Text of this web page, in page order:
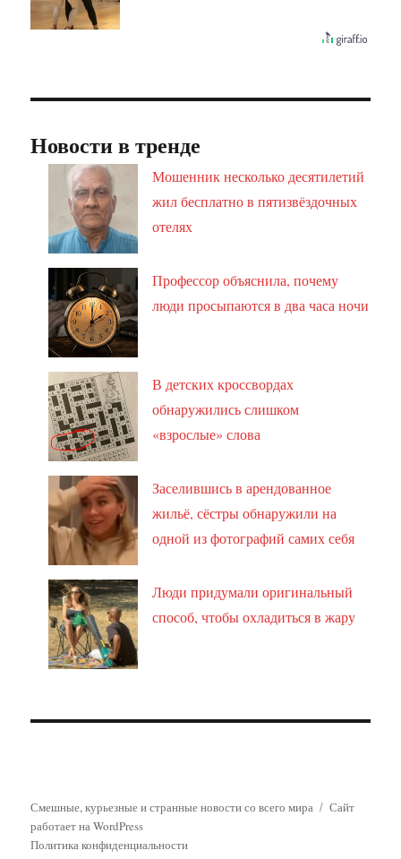
Новости в тренде
Мошенник несколько десятилетий
жил бесплатно в пятизвёздочных
отелях
Профессор объяснила, почему
люди просыпаются в два часа ночи
В детских кроссвордах
обнаружились слишком
«взрослые» слова
Заселившись в арендованное
жильё, сёстры обнаружили на
одной из фотографий самих себя
Люди придумали оригинальный
способ, чтобы охладиться в жару
Смешные, курьезные и странные новости со всего мира
Сайт
работает на WordPress
Политика конфиденциальности